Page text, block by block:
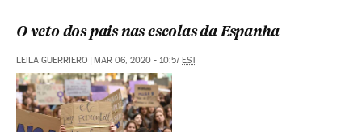
O veto dos pais nas escolas da Espanha
LEILA GUERRIERO | MAR 06, 2020 - 10:57EST